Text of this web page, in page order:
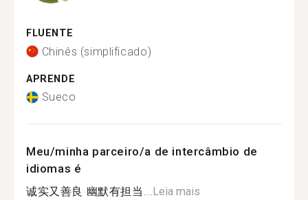
FLUENTE
Chinês (simplificado)
APRENDE
Sueco
Meu/minha parceiro/a de intercâmbio de
idiomas é
诚实又善良 幽默有担当...Leia mais